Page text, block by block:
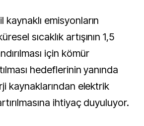
emisyonların
sıcaklık artışının 1,5
için kömür
hedeflerinin yanında
kaynaklarından elektrik
ihtiyaç duyuluyor.